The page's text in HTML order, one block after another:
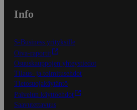
Info
S-Business yrityksille
Oiva-raportit
Osuuskauppojen yhteystiedot
Tilaus- ja toimitusehdot
Tietosuojakäytäntö
Palvelun käyttöehdot
Saavutettavuus